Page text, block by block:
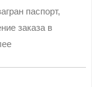
паспорт,
заказа в